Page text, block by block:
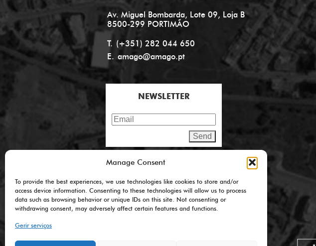
Manage Consent
To provide the best experiences, we use technologies like cookies to store and/or
access device information. Consenting to these technologies will allow us to process
data such as browsing behavior or unique IDs on this site. Not consenting or
withdrawing consent, may adversely affect certain features and functions.
Gerir serviços
Av. Miguel Bombarda, Lote 09, Loja B
8500-299 PORTIMÃO
T. (+351) 282 044 650
E. amago@amago.pt
NEWSLETTER